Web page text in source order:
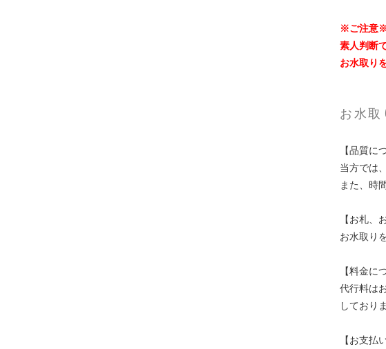
※ご注意
素人判断
お水取り
お水取
【品質に
当方では
また、時
【お札、
お水取り
【料金に
代行料は
しており
【お支払